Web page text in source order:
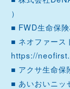
）
■ FWD生命保
■ ネオファース
https://
■ アクサ生命保
■ あいおいニッ